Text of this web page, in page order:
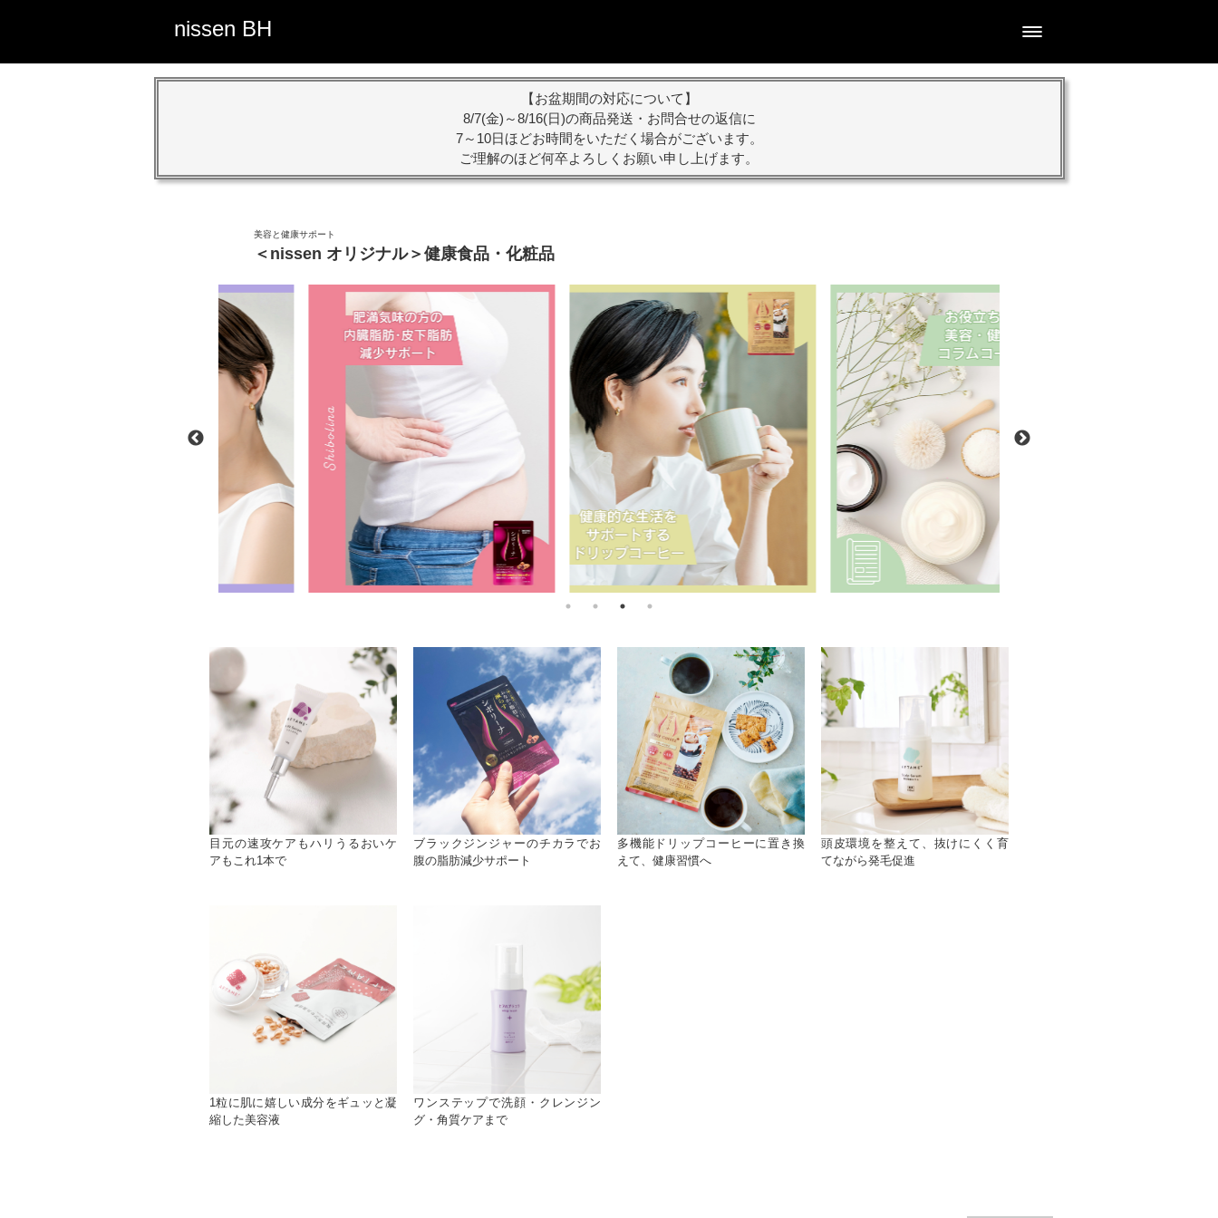
nissen BH
【お盆期間の対応について】
8/7(金)～8/16(日)の商品発送・お問合せの返信に
7～10日ほどお時間をいただく場合がございます。
ご理解のほど何卒よろしくお願い申し上げます。
美容と健康サポート
＜nissen オリジナル＞健康食品・化粧品
目元の速攻ケアもハリうるおいケ
アもこれ1本で
ブラックジンジャーのチカラでお
腹の脂肪減少サポート
多機能ドリップコーヒーに置き換
えて、健康習慣へ
頭皮環境を整えて、抜けにくく育
てながら発毛促進
1粒に肌に嬉しい成分をギュッと凝
縮した美容液
ワンステップで洗顔・クレンジン
グ・角質ケアまで